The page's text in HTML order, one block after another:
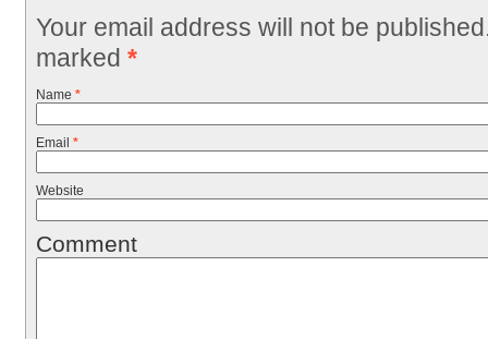
Your email address will not be
marked *
Name *
Email *
Website
Comment